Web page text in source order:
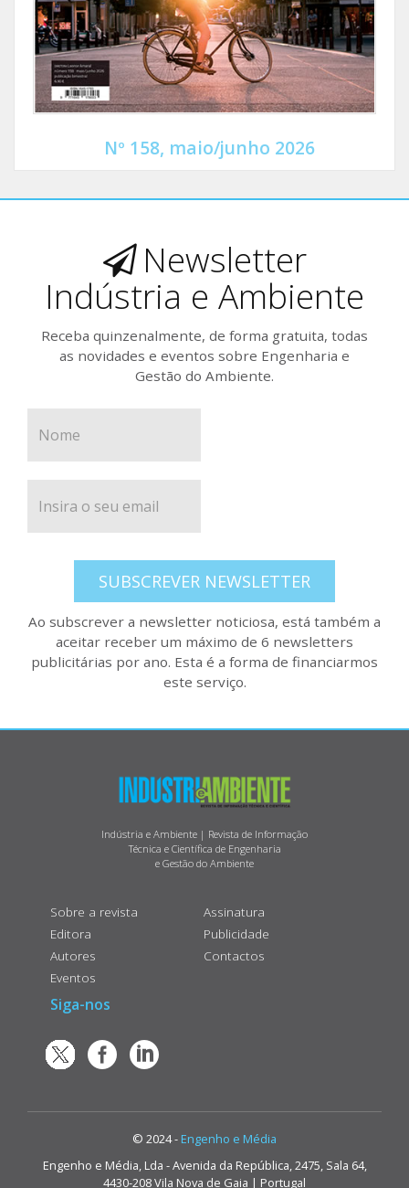
Nº 158, maio/junho 2026
Newsletter
Indústria e Ambiente
Receba quinzenalmente, de forma gratuita, todas
as novidades e eventos sobre Engenharia e
Gestão do Ambiente.
SUBSCREVER NEWSLETTER
Ao subscrever a newsletter noticiosa, está também a
aceitar receber um máximo de 6 newsletters
publicitárias por ano. Esta é a forma de financiarmos
este serviço.
Indústria e Ambiente | Revista de Informação
Técnica e Científica de Engenharia
e Gestão do Ambiente
Sobre a revista
Editora
Autores
Eventos
Assinatura
Publicidade
Contactos
Siga-nos
© 2024 - Engenho e Média
Engenho e Média, Lda - Avenida da República, 2475, Sala 64,
4430-208 Vila Nova de Gaia | Portugal